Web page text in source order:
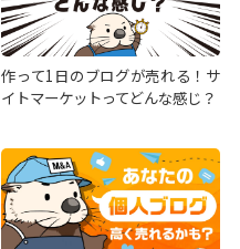
作って1日のブログが売れる！サ
イトマーケットってどんな感じ？